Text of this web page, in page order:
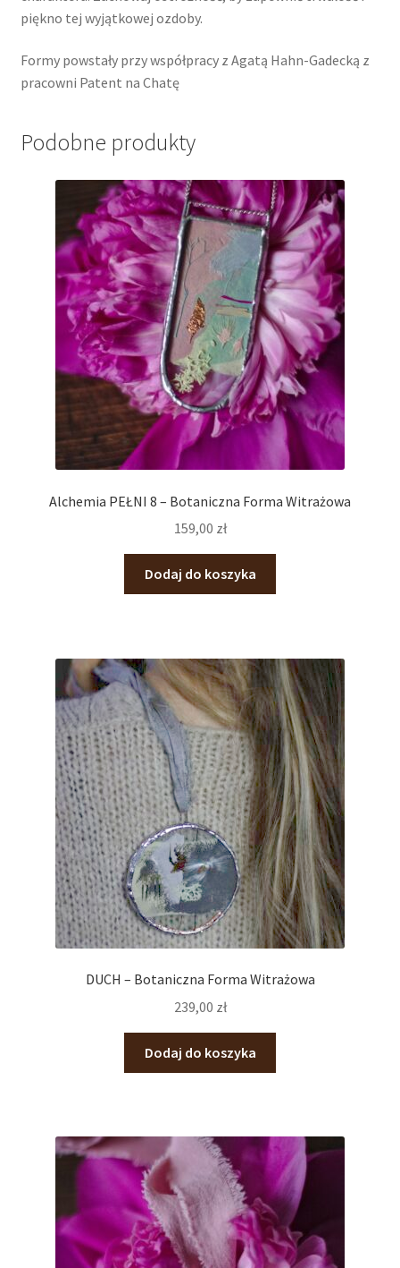
piękno tej wyjątkowej ozdoby.
Formy powstały przy współpracy z Agatą Hahn-Gadecką z
pracowni Patent na Chatę
Podobne produkty
Alchemia PEŁNI 8 – Botaniczna Forma Witrażowa
159,00 zł
Dodaj do koszyka
DUCH – Botaniczna Forma Witrażowa
239,00 zł
Dodaj do koszyka